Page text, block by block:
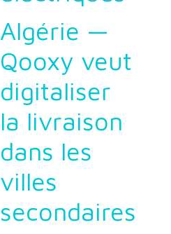
Algérie —
Qooxy veut
digitaliser
la livraison
dans les
villes
secondaires